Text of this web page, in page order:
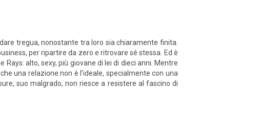
tregua, nonostante tra loro sia chiaramente finita.
per ripartire da zero e ritrovare sé stessa. Ed è
alto, sexy, più giovane di lei di dieci anni. Mentre
una relazione non è l’ideale, specialmente con una
suo malgrado, non riesce a resistere al fascino di